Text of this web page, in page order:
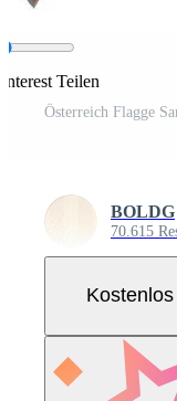
Teilen
BOLDG
70.615